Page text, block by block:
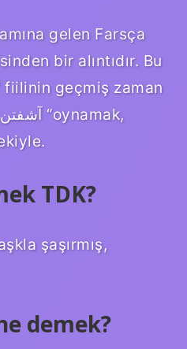
gelen Farsça
fiilinin geçmiş zaman
TDK?
şaşırmış,
demek?